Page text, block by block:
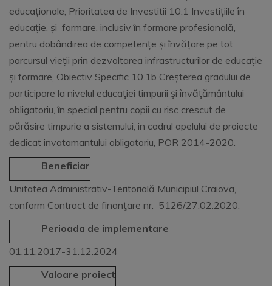
educaționale, Prioritatea de Investitii 10.1 Investițiile în
educație, și formare, inclusiv în formare profesională,
pentru dobândirea de competențe și învățare pe tot
parcursul vieții prin dezvoltarea infrastructurilor de educație
și formare, Obiectiv Specific 10.1b Creșterea gradului de
participare la nivelul educaţiei timpurii şi învăţământului
obligatoriu, în special pentru copii cu risc crescut de
părăsire timpurie a sistemului, in cadrul apelului de proiecte
dedicat invatamantului obligatoriu, POR 2014-2020.
Beneficiar
Unitatea Administrativ-Teritorială Municipiul Craiova,
conform Contract de finanţare nr. 5126/27.02.2020.
Perioada de implementare
01.11.2017-31.12.2024
Valoare proiect